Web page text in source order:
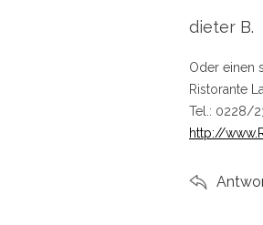
s
y
s
dieter B.
Oder einen
Ristorante
Tel.: 0228/
http://